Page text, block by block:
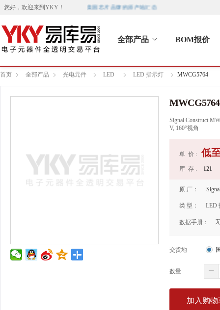
您好，欢迎来到 YKY ！ 美国芯片品牌的原产地汇总
全部产品 BOM报价
首页 全部产品 光电元件 LED LED 指示灯 MWCG5764
MWCG5764
Signal Construct
V, 160°视角
单 价 : 低
库 存 : 121
原 厂：
类 型： LED
数据手册：
交货地
数量
加入购物